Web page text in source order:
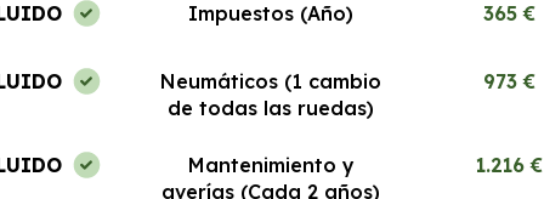
Impuestos (Año) 365 €
Neumáticos (1 cambio
de todas las ruedas)
973 €
Mantenimiento y
averías (Cada 2 años)
1.216 €